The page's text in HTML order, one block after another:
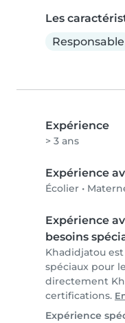
Les
Responsable
Expérience
> 3 ans
Expérience
Écolier •
Expérience
besoins
Khadidjatou
spéciaux pour
directement
certifications.
Expérience